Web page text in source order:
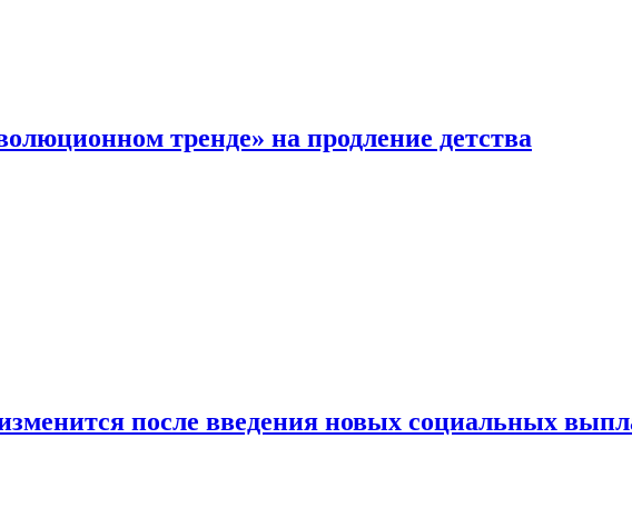
тренде» на продление детства
после введения новых социальных